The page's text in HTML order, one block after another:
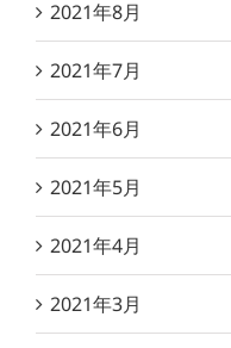
2021年8月
2021年7月
2021年6月
2021年5月
2021年4月
2021年3月